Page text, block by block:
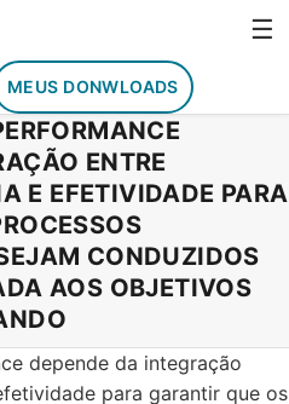
☰
MEUS DONWLOADS
ENTRE
E EFETIVIDADE PARA
CONDUZIDOS
AOS OBJETIVOS
depende da integração
para garantir que os